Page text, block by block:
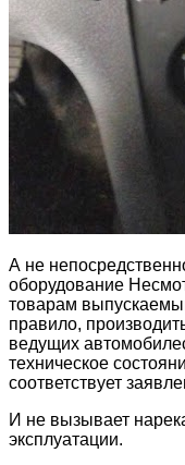
А не
оборудование
товарам
правило,
ведущих
техническое
соответствует
И не вызывает
эксплуатации.